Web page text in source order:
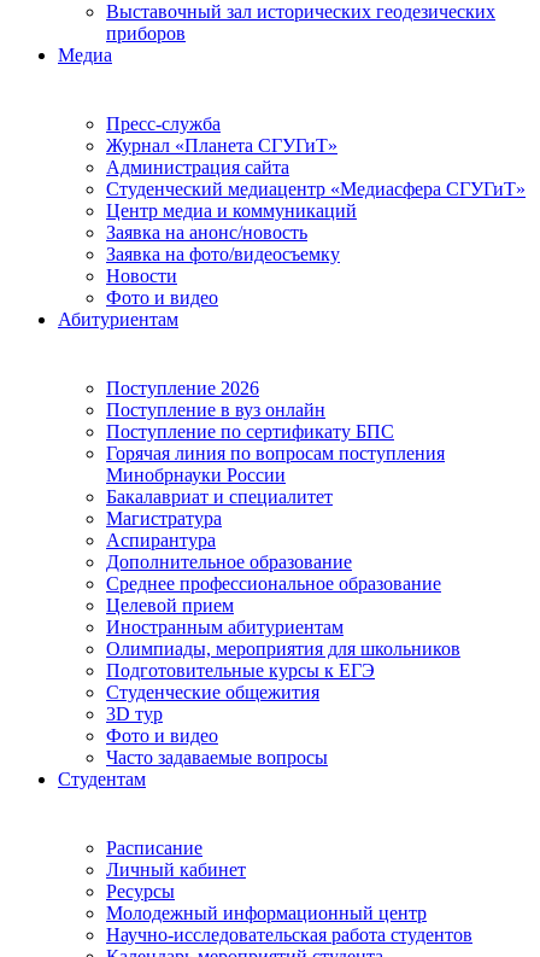
Выставочный зал исторических геодезических
приборов
Медиа
Пресс-служба
Журнал «Планета СГУГиТ»
Администрация сайта
Студенческий медиацентр «Медиасфера СГУГиТ»
Центр медиа и коммуникаций
Заявка на анонс/новость
Заявка на фото/видеосъемку
Новости
Фото и видео
Абитуриентам
Поступление 2026
Поступление в вуз онлайн
Поступление по сертификату БПС
Горячая линия по вопросам поступления
Минобрнауки России
Бакалавриат и специалитет
Магистратура
Аспирантура
Дополнительное образование
Среднее профессиональное образование
Целевой прием
Иностранным абитуриентам
Олимпиады, мероприятия для школьников
Подготовительные курсы к ЕГЭ
Студенческие общежития
3D тур
Фото и видео
Часто задаваемые вопросы
Студентам
Расписание
Личный кабинет
Ресурсы
Молодежный информационный центр
Научно-исследовательская работа студентов